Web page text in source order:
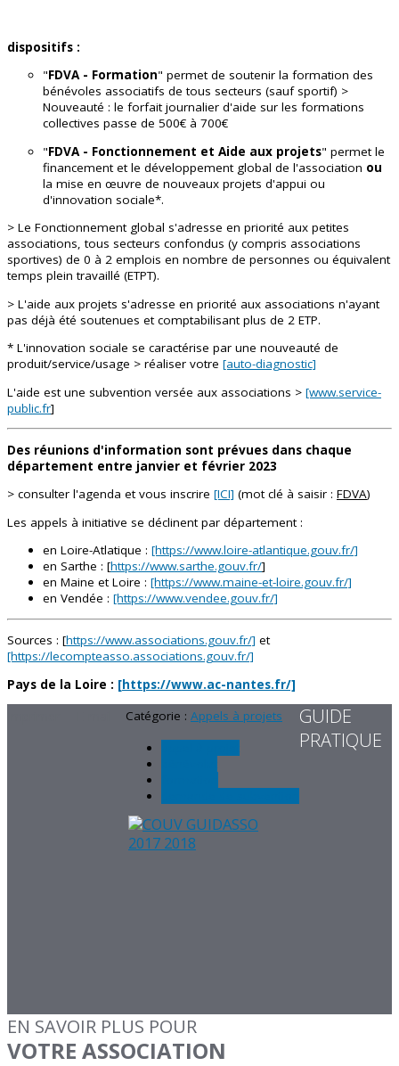
dispositifs :
"FDVA - Formation" permet de soutenir la formation des
bénévoles associatifs de tous secteurs (sauf sportif) >
Nouveauté : le forfait journalier d'aide sur les formations
collectives passe de 500€ à 700€
"FDVA - Fonctionnement et Aide aux projets" permet le
financement et le développement global de l'association ou
la mise en œuvre de nouveaux projets d'appui ou
d'innovation sociale*.
> Le Fonctionnement global s'adresse en priorité aux petites
associations, tous secteurs confondus (y compris associations
sportives) de 0 à 2 emplois en nombre de personnes ou équivalent
temps plein travaillé (ETPT).
> L'aide aux projets s'adresse en priorité aux associations n'ayant
pas déjà été soutenues et comptabilisant plus de 2 ETP.
* L'innovation sociale se caractérise par une nouveauté de
produit/service/usage > réaliser votre [auto-diagnostic]
L'aide est une subvention versée aux associations > [www.service-
public.fr]
Des réunions d'information sont prévues dans chaque
département entre janvier et février 2023
> consulter l'agenda et vous inscrire [ICI] (mot clé à saisir : FDVA)
Les appels à initiative se déclinent par département :
en Loire-Atlatique : [https://www.loire-atlantique.gouv.fr/]
en Sarthe : [https://www.sarthe.gouv.fr/]
en Maine et Loire : [https://www.maine-et-loire.gouv.fr/]
en Vendée : [https://www.vendee.gouv.fr/]
Sources : [https://www.associations.gouv.fr/] et
[https://lecompteasso.associations.gouv.fr/]
Pays de la Loire : [https://www.ac-nantes.fr/]
Catégorie : Appels à projets
GUIDE
PRATIQUE
EN SAVOIR PLUS POUR
VOTRE ASSOCIATION